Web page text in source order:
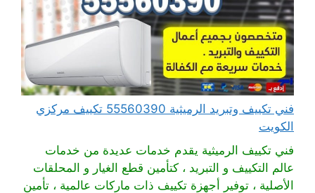
فني تكييف وتبريد الرميثية 55560390 تكييف مركزي
الكويت
فني تكييف الرميثية يقدم خدمات عديدة من خدمات
عالم التكييف و التبريد ، كتأمين قطع الغيار و المحلقات
الأصلية ، توفير أجهزة تكييف ذات ماركات عالمية ، تأمين